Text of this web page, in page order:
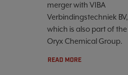
merger with VIBA
Verbindingstechniek BV,
which is also part of the
Oryx Chemical Group.
READ MORE